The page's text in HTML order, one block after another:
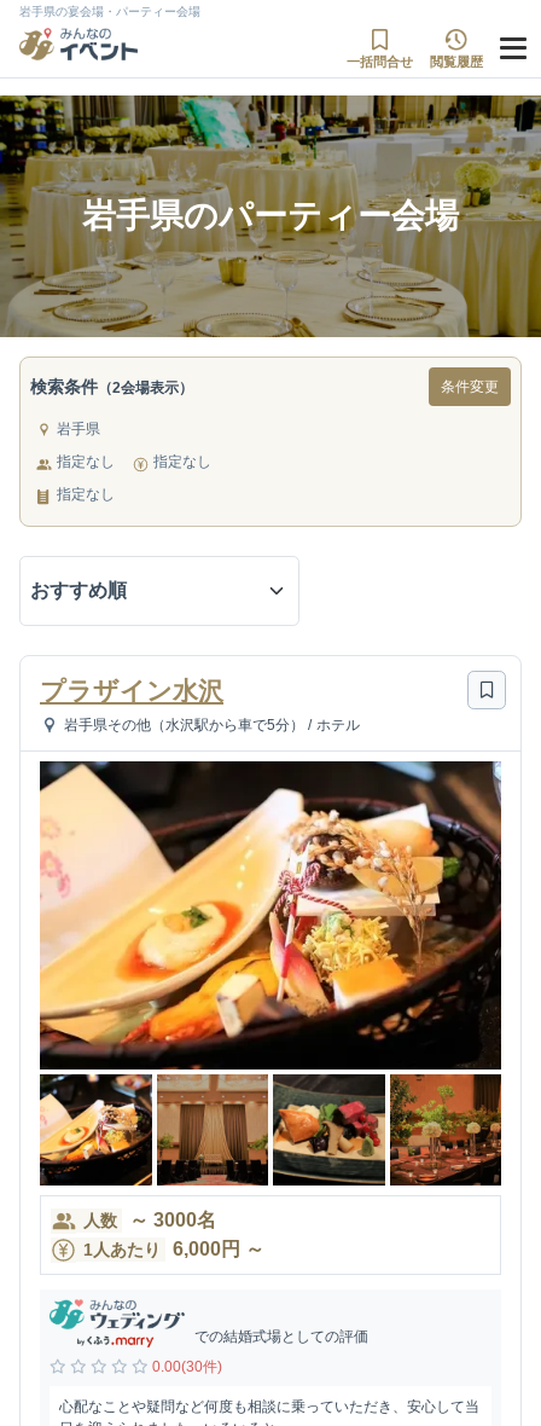
岩手県の宴会場・パーティー会場
一括問合せ 閲覧履歴
岩手県のパーティー会場
検索条件 （2会場表示） 条件変更
岩手県
指定なし
指定なし
指定なし
プラザイン水沢
岩手県その他（水沢駅から車で5分） / ホテル
人数 ～ 3000名
1人あたり 6,000円 ～
での結婚式場としての評価
0.00(30件)
心配なことや疑問など何度も相談に乗っていただき、安心して当